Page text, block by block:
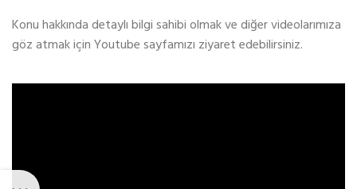
Konu hakkında detaylı bilgi sahibi olmak ve diğer videolarımıza
göz atmak için Youtube sayfamızı ziyaret edebilirsiniz.